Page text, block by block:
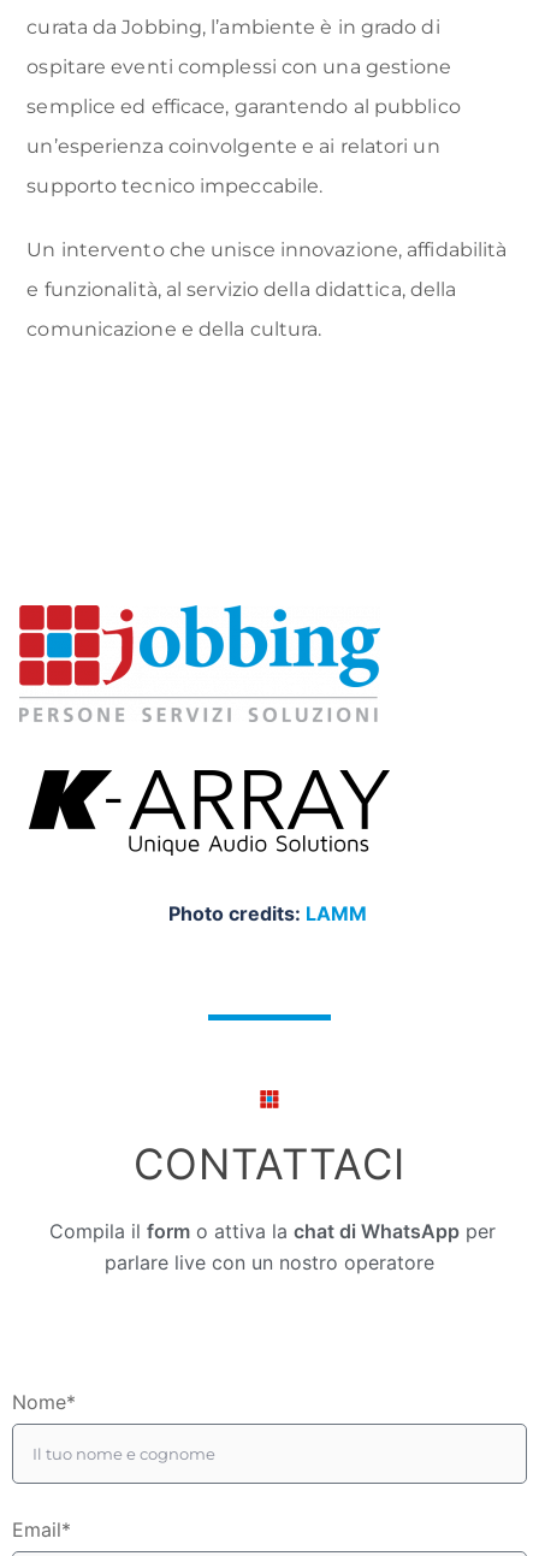
curata da Jobbing, l’ambiente è in grado di
ospitare eventi complessi con una gestione
semplice ed efficace, garantendo al pubblico
un’esperienza coinvolgente e ai relatori un
supporto tecnico impeccabile.
Un intervento che unisce innovazione, affidabilità
e funzionalità, al servizio della didattica, della
comunicazione e della cultura.
Photo credits: LAMM
CONTATTACI
Compila il form o attiva la chat di WhatsApp per
parlare live con un nostro operatore
Nome*
Email*